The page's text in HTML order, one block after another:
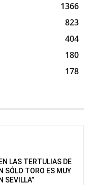
1366
823
404
180
178
LAS TERTULIAS DE
SÓLO TORO ES MUY
SEVILLA”